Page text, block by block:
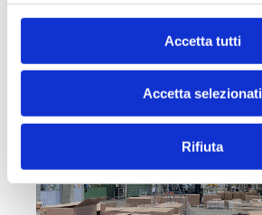
Accetta tutti
Accetta selezionati
Rifiuta
DETTAGLI